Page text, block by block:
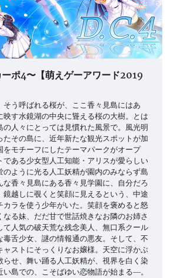
ポ4〜【萌えゲーアワード2019
そう呼ばれる桜が、ここ香々見島にはあ
映す水鏡湖の中央に聳える桜の大樹。とは
の人々にとっては見慣れた風景で。風光明
たその島に、近年新たな観光スポットが加
をモチーフにしたテーマパークがオープ
である少女型人工知能・アリスが愛らしい
のように光る人工妖精が園内のみならず島
な香々見島にある香々見学園に、自分だろ
鏡越しに覗くと笑顔に見えるという、中途
カラを使う少年がいた。笑顔を褒めると怒
なる妹、だだ甘で世話焼きなお隣のお姉さ
て人気の破天荒な残念美人、無口系クール
毒舌少女、謎の情報通の悪友。そして、不
ャストにそっくりなお嬢様。天空に浮かぶ
らせ、舞い踊る人工妖精が、視界を白く染
島での、こそばゆい恋物語が始まる―。